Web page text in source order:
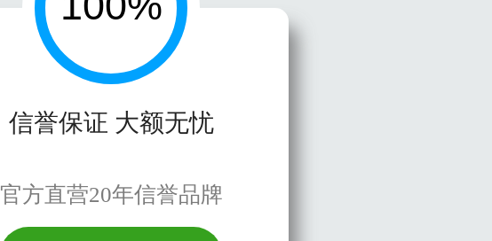
信誉保证 大额无忧
官方直营20年信誉品牌